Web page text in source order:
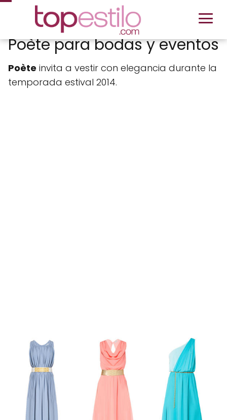
Poète para bodas y eventos
Poète invita a vestir con elegancia durante la
temporada estival 2014.